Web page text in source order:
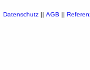
Datenschutz|| AGB ||